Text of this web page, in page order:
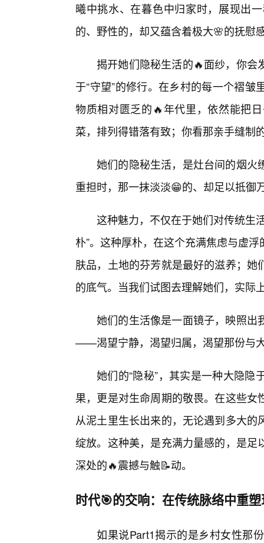
曦中挑水、在暮色中归家时，展现出
的、野性的，却又蕴含着极大🌸的抚慰
揭开她们隐秘生活的🔥面纱，你
于“守望”的修行。在乡村的每一个褶
物质相对匮乏的🔥年代里，依然能把
菜，排列得错落有致；你看那亲手缝制
她们的隐秘生活，是灶台间的烟火
重担时，那一抹淡淡😁的、却足以抵御
这种魅力，不仅在于她们对传统生
朴”。这种厚朴，在这个充满焦虑与虚
肤品，土地的芬芳就是最好的滋养；
的底气。当我们试图去理解她们，实际
她们的生活像是一面镜子，映照出
——渴望宁静，渴望归属，渴望那份与
她们的“隐秘”，其实是一种大隐
果，更是对生命周期的敬畏。在这些
从泥土里生长出来的，无论遇到多大
绽放。这种美，是充满力量感的，是
深处的🔥震撼与触📝动。
时代🎯的交响：在传统脉络中重
如果说Part1揭示的是乡村女性那